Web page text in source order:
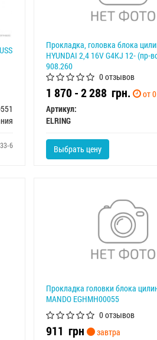
6
Прокладка, головка блока
HYUNDAI 2,4 16V G4KJ 12- (пр-
908.260
0 отзывов
1 870 - 2 288грн.
от
Артикул:
ELRING
Выбрать цену
Прокладка головки блока
MANDO EGHMH00055
0 отзывов
911грн
завтра